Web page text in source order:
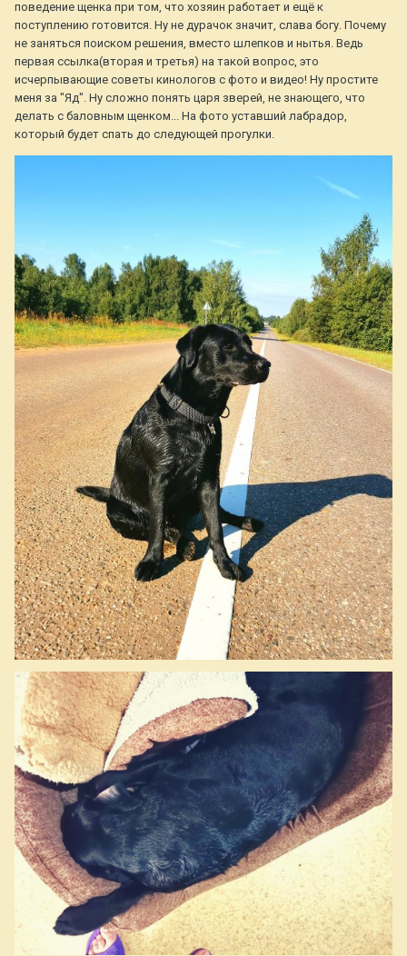
поведение щенка при том, что хозяин работает и ещё к
поступлению готовится. Ну не дурачок значит, слава богу. Почему
не заняться поиском решения, вместо шлепков и нытья. Ведь
первая ссылка(вторая и третья) на такой вопрос, это
исчерпывающие советы кинологов с фото и видео! Ну простите
меня за "Яд". Ну сложно понять царя зверей, не знающего, что
делать с баловным щенком... На фото уставший лабрадор,
который будет спать до следующей прогулки.